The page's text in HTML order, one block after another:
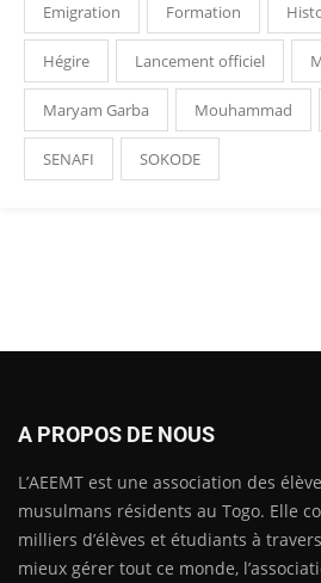
Emigration Formation
Hégire Lancement officiel
Maryam Garba Mouhammad
SENAFI SOKODE
A PROPOS DE NOUS
L’AEEMT est une association des
musulmans résidents au Togo. Elle
milliers d’élèves et étudiants à
mieux gérer tout ce monde,